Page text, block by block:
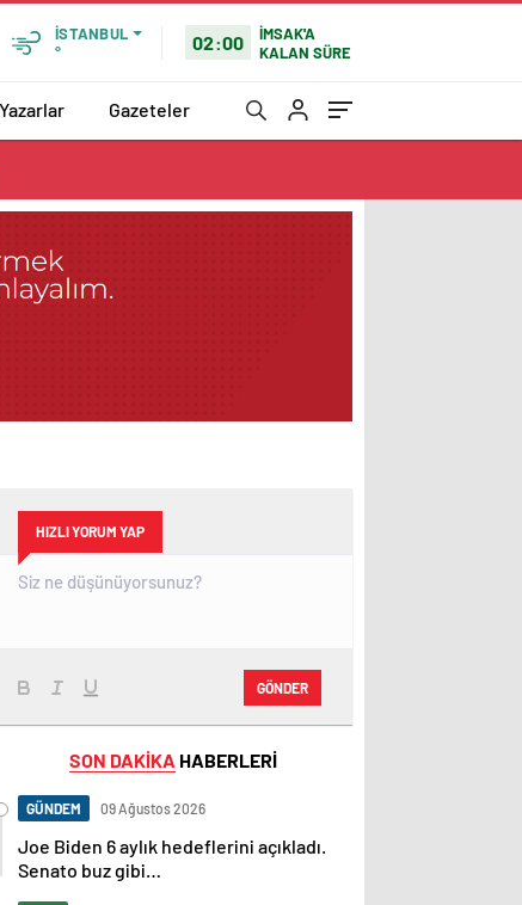
İSTANBUL
°
02:00
İMSAK'A
KALAN SÜRE
Yazarlar Gazeteler
HIZLI YORUM YAP
GÖNDER
SON DAKİKA HABERLERİ
GÜNDEM 09 Ağustos 2026
Joe Biden 6 aylık hedeflerini açıkladı.
Senato buz gibi…